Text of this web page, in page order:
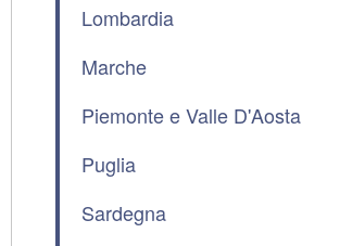
Lombardia
Marche
Piemonte e Valle D'Aosta
Puglia
Sardegna